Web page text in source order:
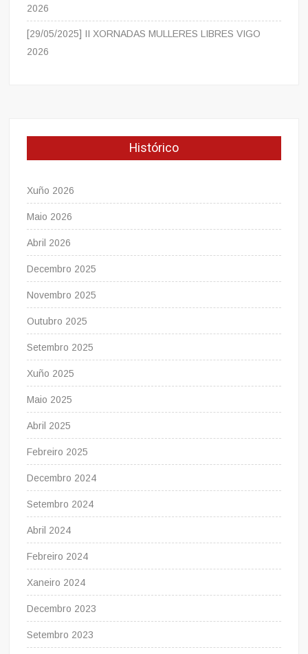
2026
[29/05/2025] II XORNADAS MULLERES LIBRES VIGO
2026
Histórico
Xuño 2026
Maio 2026
Abril 2026
Decembro 2025
Novembro 2025
Outubro 2025
Setembro 2025
Xuño 2025
Maio 2025
Abril 2025
Febreiro 2025
Decembro 2024
Setembro 2024
Abril 2024
Febreiro 2024
Xaneiro 2024
Decembro 2023
Setembro 2023